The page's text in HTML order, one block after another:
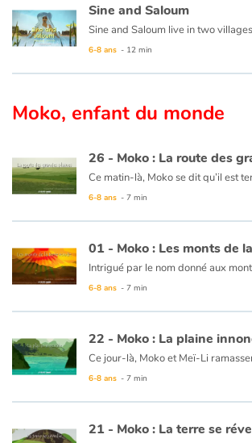
Sine and Saloum
6-8 ans - 12 min
Moko, enfant du monde
Ce livre est disponible en
6-8 ans - 7 min
Ce livre est disponible en anglais :
6-8 ans - 7 min
22 - Moko : La plaine
Ce livre est disponible en
6-8 ans - 7 min
21 - Moko : La terre se